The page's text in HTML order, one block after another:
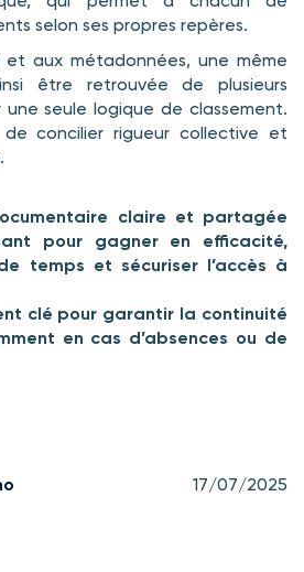
selon ses propres repères.
et aux métadonnées, une même
être retrouvée de plusieurs
une seule logique de classement.
de concilier rigueur collective et
claire et partagée
pour gagner en efficacité,
temps et sécuriser l’accès à
clé pour garantir la continuité
en cas d’absences ou de
17/07/2025